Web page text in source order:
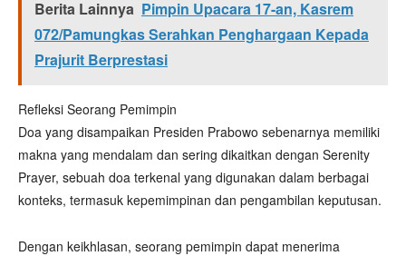
Berita Lainnya Pimpin Upacara 17-an, Kasrem
072/Pamungkas Serahkan Penghargaan Kepada
Prajurit Berprestasi
Refleksi Seorang Pemimpin
Doa yang disampaikan Presiden Prabowo sebenarnya memiliki
makna yang mendalam dan sering dikaitkan dengan Serenity
Prayer, sebuah doa terkenal yang digunakan dalam berbagai
konteks, termasuk kepemimpinan dan pengambilan keputusan.
Dengan keikhlasan, seorang pemimpin dapat menerima